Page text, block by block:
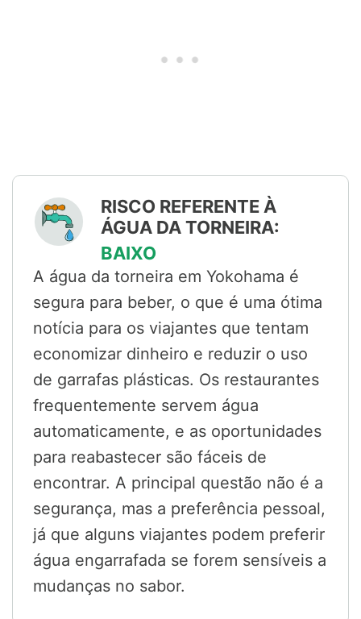
RISCO REFERENTE À
ÁGUA DA TORNEIRA:
BAIXO
A água da torneira em Yokohama é
segura para beber, o que é uma ótima
notícia para os viajantes que tentam
economizar dinheiro e reduzir o uso
de garrafas plásticas. Os restaurantes
frequentemente servem água
automaticamente, e as oportunidades
para reabastecer são fáceis de
encontrar. A principal questão não é a
segurança, mas a preferência pessoal,
já que alguns viajantes podem preferir
água engarrafada se forem sensíveis a
mudanças no sabor.